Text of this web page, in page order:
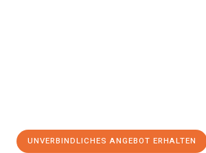
UNVERBINDLICHES ANGEBOT ERHALTEN